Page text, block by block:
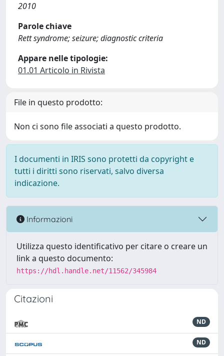
2010
Parole chiave
Rett syndrome; seizure; diagnostic criteria
Appare nelle tipologie:
01.01 Articolo in Rivista
File in questo prodotto:
Non ci sono file associati a questo prodotto.
I documenti in IRIS sono protetti da copyright e
tutti i diritti sono riservati, salvo diversa
indicazione.
Informazioni
Utilizza questo identificativo per citare o creare un
link a questo documento:
https://hdl.handle.net/11562/345984
Citazioni
ND
ND